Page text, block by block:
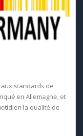
standards de
en Allemagne, et
la qualité de